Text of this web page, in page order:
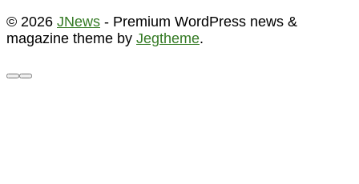
© 2026 JNews - Premium WordPress news &
magazine theme by Jegtheme.